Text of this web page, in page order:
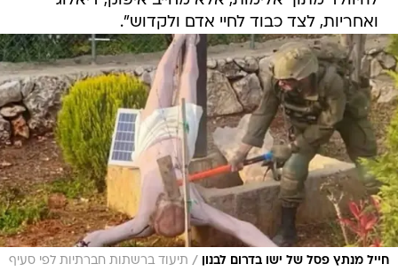
ואחריות, לצד כבוד לחיי אדם ולקדוש".
חייל מנתץ פסל של ישו בדרום לבנון / תיעוד ברשתות חברתיות לפי סעיף